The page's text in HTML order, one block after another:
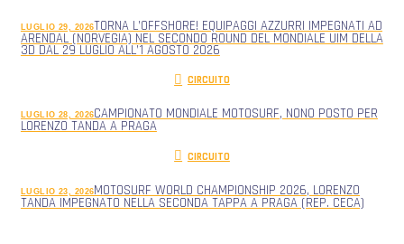
LUGLIO 29, 2026TORNA L’OFFSHORE! EQUIPAGGI AZZURRI IMPEGNATI AD
ARENDAL (NORVEGIA) NEL SECONDO ROUND DEL MONDIALE UIM DELLA
3D DAL 29 LUGLIO ALL’1 AGOSTO 2026
CIRCUITO
LUGLIO 28, 2026CAMPIONATO MONDIALE MOTOSURF, NONO POSTO PER
LORENZO TANDA A PRAGA
CIRCUITO
LUGLIO 23, 2026MOTOSURF WORLD CHAMPIONSHIP 2026, LORENZO
TANDA IMPEGNATO NELLA SECONDA TAPPA A PRAGA (REP. CECA)